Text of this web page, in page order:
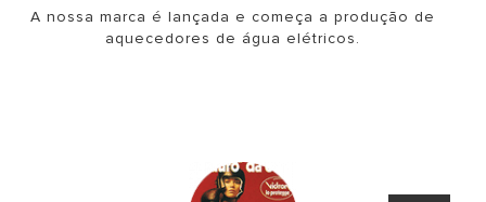
A nossa marca é lançada e começa a produção de
aquecedores de água elétricos.